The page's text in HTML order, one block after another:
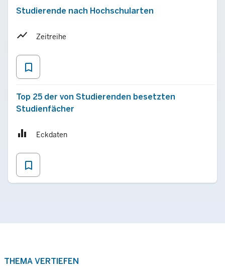
Studierende nach Hochschularten
Zeitreihe
bookmark_border
Top 25 der von Studierenden besetzten
Studienfächer
Eckdaten
bookmark_border
THEMA VERTIEFEN